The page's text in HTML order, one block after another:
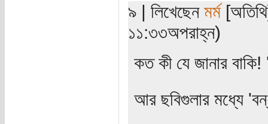
৯ | লিখেছেন মর্ম
১১:৩৩অপরাহ্ন)
কত কী যে জানার
আর ছবিগুলার মধ্যে